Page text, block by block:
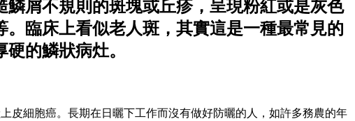
屑不規則的斑塊或丘疹，呈現粉紅或是灰色
臨床上看似老人斑，其實這是一種最常見的
的鱗狀病灶。
皮細胞癌。長期在日曬下工作而沒有做好防曬的人，如許多務農的年